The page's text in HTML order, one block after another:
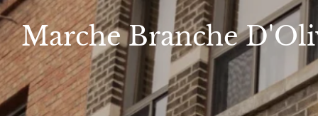
MarcheBranche